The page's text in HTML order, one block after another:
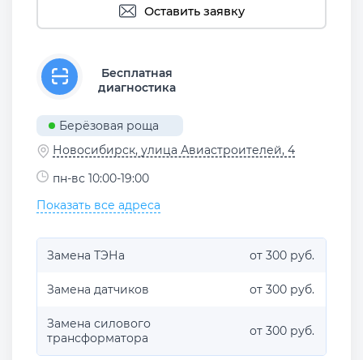
Оставить заявку
Бесплатная
диагностика
Берёзовая роща
Новосибирск, улица Авиастроителей, 4
пн-вс 10:00-19:00
Показать все адреса
Замена ТЭНа от 300 руб.
Замена датчиков от 300 руб.
Замена силового
трансформатора
от 300 руб.